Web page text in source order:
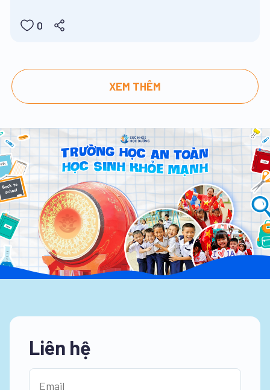
0
XEM THÊM
Liên hệ